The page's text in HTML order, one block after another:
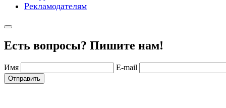
Рекламодателям
Есть вопросы? Пишите нам!
Имя E-mail